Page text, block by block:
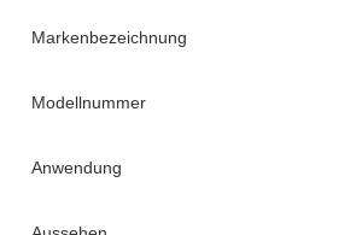
Markenbezeichnung
Modellnummer
Anwendung